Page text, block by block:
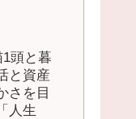
頭と暮
と資産
さを目
人生